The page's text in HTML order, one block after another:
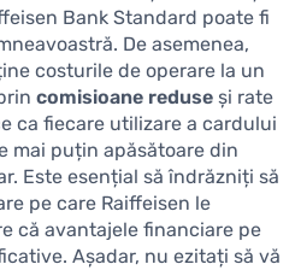
Bank Standard poate fi
De asemenea,
costurile de operare la un
comisioane reduse și rate
ca fiecare utilizare a cardului
mai puțin apăsătoare din
Este esențial să îndrăzniți să
pe care Raiffeisen le
că avantajele financiare pe
Așadar, nu ezitați să vă